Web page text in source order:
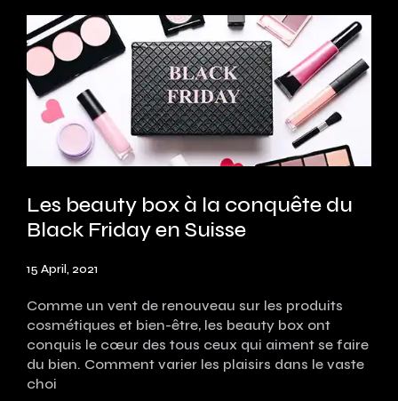
Les beauty box à la conquête du
Black Friday en Suisse
15 April, 2021
Comme un vent de renouveau sur les produits
cosmétiques et bien-être, les beauty box ont
conquis le cœur des tous ceux qui aiment se faire
du bien. Comment varier les plaisirs dans le vaste
choi